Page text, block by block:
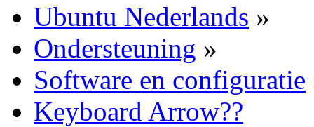
Ubuntu Nederlands »
Ondersteuning »
Software en configuratie
Keyboard Arrow??